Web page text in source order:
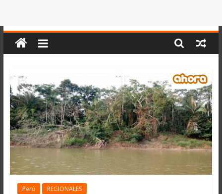
Perú REGIONALES